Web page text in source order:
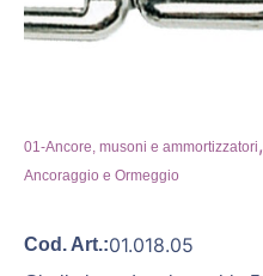
01-Ancore, musoni e ammortizzatori,
Ancoraggio e Ormeggio
Cod. Art.:01.018.05